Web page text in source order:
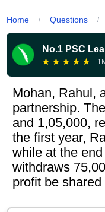
Home / Questions /
No.1 PSC
★ ★ ★ ★ ★
Mohan, Rahul,
partnership.
and 1,05,000,
the first year,
while at the
withdraws
profit be